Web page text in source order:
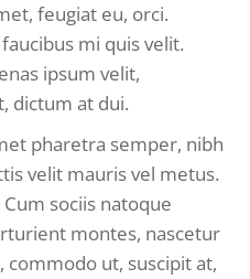
feugiat eu, orci.
mi quis velit.
ipsum velit,
dictum at dui.
pharetra semper, nibh
velit mauris vel metus.
sociis natoque
montes, nascetur
commodo ut, suscipit at,